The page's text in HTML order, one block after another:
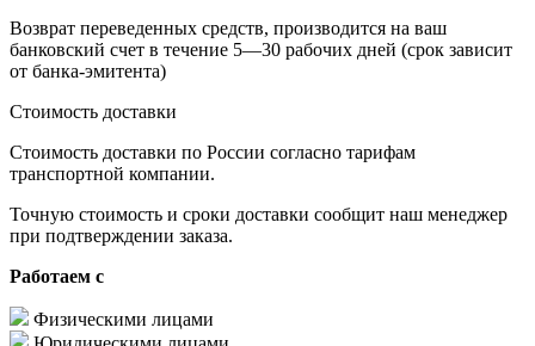
Возврат переведенных средств, производится на ваш
банковский счет в течение 5—30 рабочих дней (срок зависит
от банка-эмитента)
Стоимость доставки
Стоимость доставки по России согласно тарифам
транспортной компании.
Точную стоимость и сроки доставки сообщит наш менеджер
при подтверждении заказа.
Работаем с
Физическими лицами